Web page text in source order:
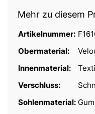
Mehr zu diesem
Artikelnummer:
Obermaterial:
Innenmaterial:
Verschluss:
Sohlenmaterial: